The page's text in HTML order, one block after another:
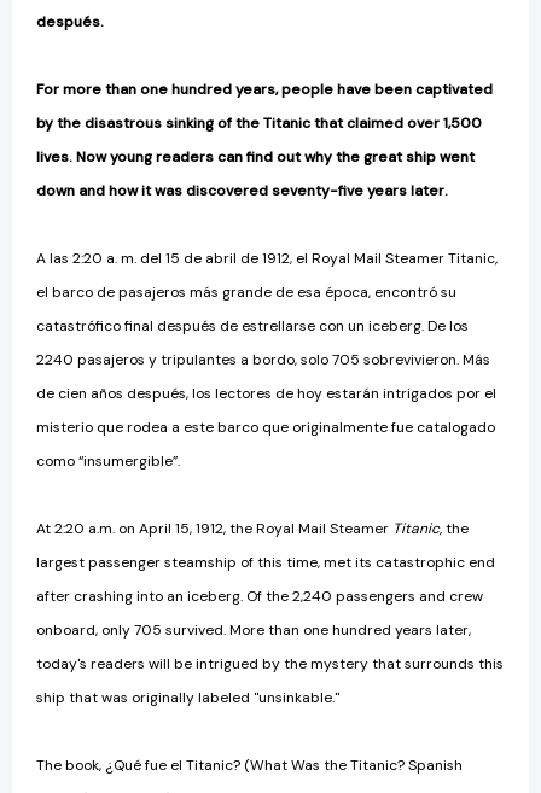
después.
For more than one hundred years, people have been captivated
by the disastrous sinking of the Titanic that claimed over 1,500
lives. Now young readers can find out why the great ship went
down and how it was discovered seventy-five years later.
A las 2:20 a. m. del 15 de abril de 1912, el Royal Mail Steamer Titanic,
el barco de pasajeros más grande de esa época, encontró su
catastrófico final después de estrellarse con un iceberg. De los
2240 pasajeros y tripulantes a bordo, solo 705 sobrevivieron. Más
de cien años después, los lectores de hoy estarán intrigados por el
misterio que rodea a este barco que originalmente fue catalogado
como “insumergible”.
At 2:20 a.m. on April 15, 1912, the Royal Mail Steamer Titanic,the
largest passenger steamship of this time, met its catastrophic end
after crashing into an iceberg. Of the 2,240 passengers and crew
onboard, only 705 survived. More than one hundred years later,
today's readers will be intrigued by the mystery that surrounds this
ship that was originally labeled "unsinkable."
The book, ¿Qué fue el Titanic? (What Was the Titanic? Spanish